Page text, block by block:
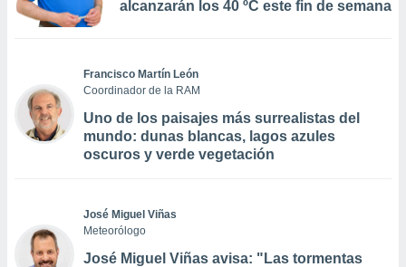
alcanzarán los 40 ºC este fin de semana
Francisco Martín León
Coordinador de la RAM
Uno de los paisajes más surrealistas del
mundo: dunas blancas, lagos azules
oscuros y verde vegetación
José Miguel Viñas
Meteorólogo
José Miguel Viñas avisa: "Las tormentas